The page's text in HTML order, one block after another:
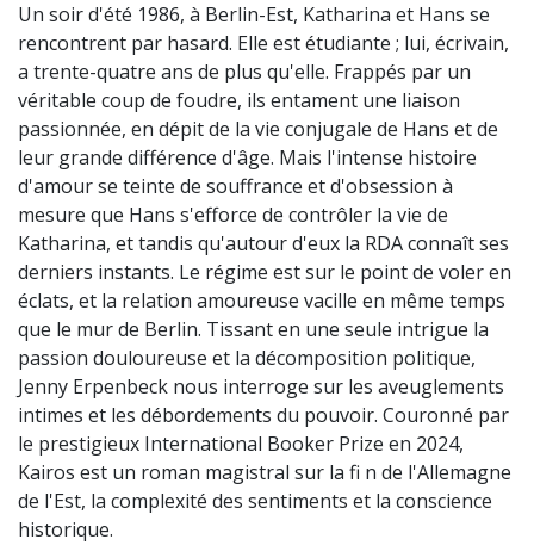
Un soir d'été 1986, à Berlin-Est, Katharina et Hans se
rencontrent par hasard. Elle est étudiante ; lui, écrivain,
a trente-quatre ans de plus qu'elle. Frappés par un
véritable coup de foudre, ils entament une liaison
passionnée, en dépit de la vie conjugale de Hans et de
leur grande différence d'âge. Mais l'intense histoire
d'amour se teinte de souffrance et d'obsession à
mesure que Hans s'efforce de contrôler la vie de
Katharina, et tandis qu'autour d'eux la RDA connaît ses
derniers instants. Le régime est sur le point de voler en
éclats, et la relation amoureuse vacille en même temps
que le mur de Berlin. Tissant en une seule intrigue la
passion douloureuse et la décomposition politique,
Jenny Erpenbeck nous interroge sur les aveuglements
intimes et les débordements du pouvoir. Couronné par
le prestigieux International Booker Prize en 2024,
Kairos est un roman magistral sur la fi n de l'Allemagne
de l'Est, la complexité des sentiments et la conscience
historique.